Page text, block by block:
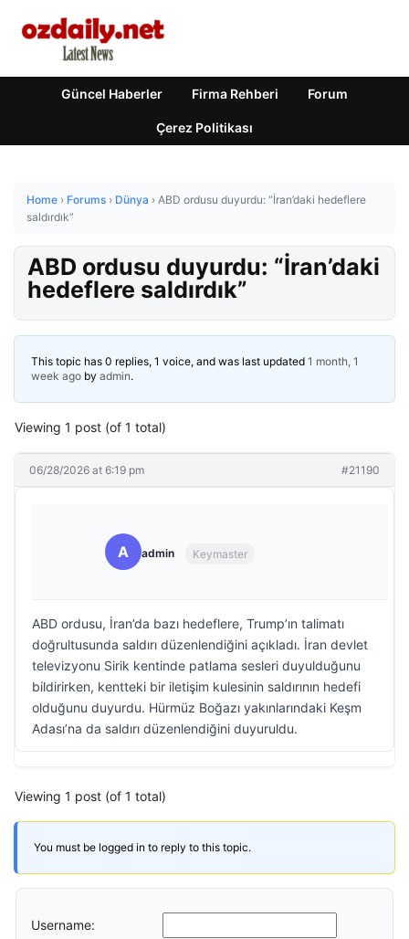
Güncel Haberler Firma Rehberi Forum
Çerez Politikası
Home › Forums › Dünya › ABD ordusu duyurdu: “İran’daki hedeflere
saldırdık”
ABD ordusu duyurdu: “İran’daki
hedeflere saldırdık”
This topic has 0 replies, 1 voice, and was last updated 1 month, 1
week ago by admin.
Viewing 1 post (of 1 total)
06/28/2026 at 6:19 pm #21190
A admin Keymaster
ABD ordusu, İran’da bazı hedeflere, Trump’ın talimatı
doğrultusunda saldırı düzenlendiğini açıkladı. İran devlet
televizyonu Sirik kentinde patlama sesleri duyulduğunu
bildirirken, kentteki bir iletişim kulesinin saldırının hedefi
olduğunu duyurdu. Hürmüz Boğazı yakınlarındaki Keşm
Adası’na da saldırı düzenlendiğini duyuruldu.
Viewing 1 post (of 1 total)
You must be logged in to reply to this topic.
Username: